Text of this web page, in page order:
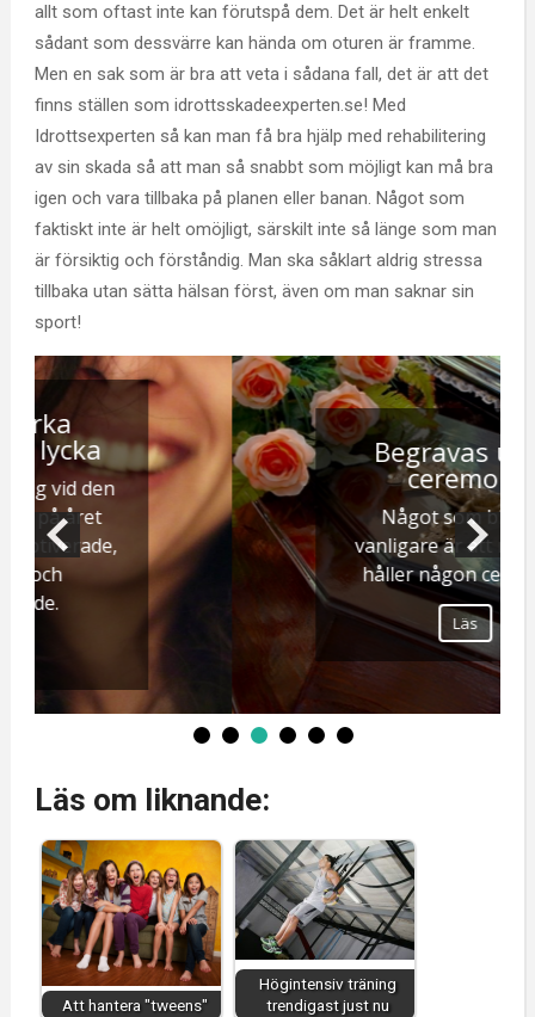
allt som oftast inte kan förutspå dem. Det är helt enkelt
sådant som dessvärre kan hända om oturen är framme.
Men en sak som är bra att veta i sådana fall, det är att det
finns ställen som idrottsskadeexperten.se! Med
Idrottsexperten så kan man få bra hjälp med rehabilitering
av sin skada så att man så snabbt som möjligt kan må bra
igen och vara tillbaka på planen eller banan. Något som
faktiskt inte är helt omöjligt, särskilt inte så länge som man
är försiktig och förståndig. Man ska såklart aldrig stressa
tillbaka utan sätta hälsan först, även om man saknar sin
sport!
Begravas utan
ceremoni
Något som blir allt
vanligare är att man inte
håller någon ceremoni.
Läs
Läs om liknande:
Att hantera "tweens"
Högintensiv träning
trendigast just nu